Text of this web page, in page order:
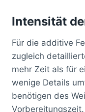
Intensität
Für die additive
zugleich
mehr Zeit als für
wenige Details
benötigen des
Vorbereitungszeit.